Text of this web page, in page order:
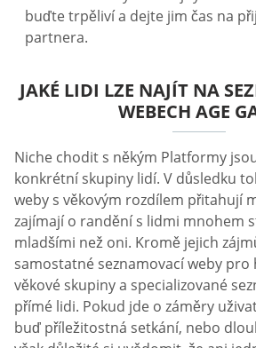
buďte trpěliví a dejte jim čas na
partnera.
JAKÉ LIDI LZE NAJÍT NA
WEBECH AGE
Niche chodit s někým Platformy
konkrétní skupiny lidí. V důsledku
weby s věkovým rozdílem přitahují
zajímají o randění s lidmi mnohem
mladšími než oni. Kromě jejich
samostatné seznamovací weby
věkové skupiny a specializované
přímé lidi. Pokud jde o záměry
buď příležitostná setkání, nebo